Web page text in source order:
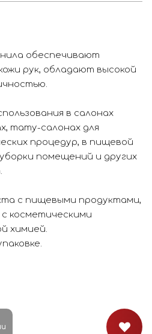
обеспечивают
рук, обладают высокой
в салонах
тату-салонах для
процедур, в пищевой
помещений и других
с пищевыми продуктами,
косметическими
химией.